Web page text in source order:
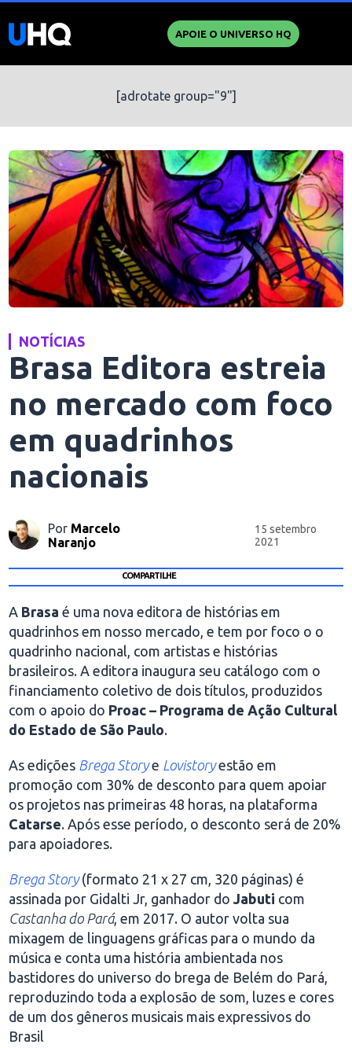
APOIE O UNIVERSO HQ
[adrotate group="9"]
NOTÍCIAS
Brasa Editora estreia
no mercado com foco
em quadrinhos
nacionais
Por Marcelo
Naranjo
15 setembro
2021
COMPARTILHE
A Brasa é uma nova editora de histórias em
quadrinhos em nosso mercado, e tem por foco o o
quadrinho nacional, com artistas e histórias
brasileiros. A editora inaugura seu catálogo com o
financiamento coletivo de dois títulos, produzidos
com o apoio do Proac – Programa de Ação Cultural
do Estado de São Paulo.
As edições Brega Storye Lovistoryestão em
promoção com 30% de desconto para quem apoiar
os projetos nas primeiras 48 horas, na plataforma
Catarse. Após esse período, o desconto será de 20%
para apoiadores.
Brega Story(formato 21 x 27 cm, 320 páginas) é
assinada por Gidalti Jr, ganhador doJabuti com
Castanha do Pará, em 2017. O autor volta sua
mixagem de linguagens gráficas para o mundo da
música e conta uma história ambientada nos
bastidores do universo do brega de Belém do Pará,
reproduzindo toda a explosão de som, luzes e cores
de um dos gêneros musicais mais expressivos do
Brasil